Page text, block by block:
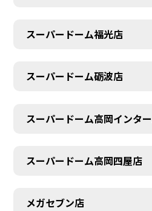
スーパードーム福光店
スーパードーム砺波店
スーパードーム高岡インタ
スーパードーム高岡四屋店
メガセブン店